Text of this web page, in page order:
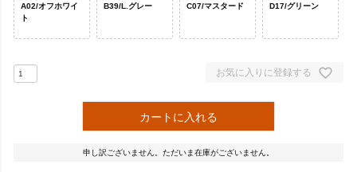
A02/オフホワイ
ト
B39/L.グレー C07/マスタード D17/グリーン
お気に入りに登録する
カートに入れる
申し訳ございません。ただいま在庫がございません。